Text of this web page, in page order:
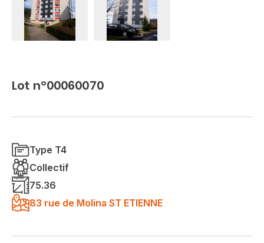
Lot n°00060070
Type T4
Collectif
75.36
83 rue de Molina ST ETIENNE